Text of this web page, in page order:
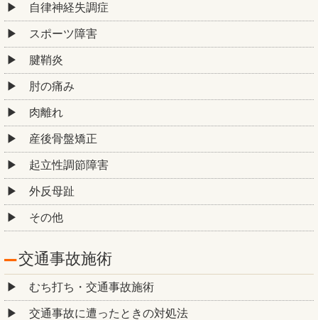
自律神経失調症
スポーツ障害
腱鞘炎
肘の痛み
肉離れ
産後骨盤矯正
起立性調節障害
外反母趾
その他
交通事故施術
むち打ち・交通事故施術
交通事故に遭ったときの対処法